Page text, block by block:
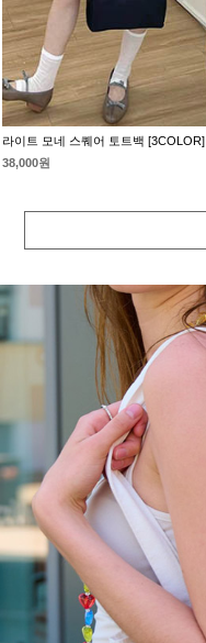
라이트 모네 스퀘어 토트백 [3COLOR]
38,000원